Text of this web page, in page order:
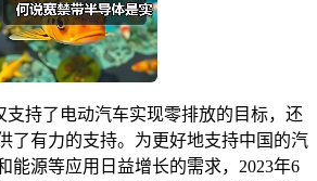
支持了电动汽车实现零排放的目标，还
了有力的支持。为更好地支持中国的汽
能源等应用日益增长的需求，2023年6